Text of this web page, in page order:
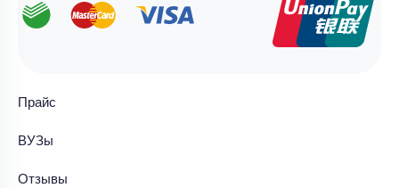
Прайс
ВУЗы
Отзывы